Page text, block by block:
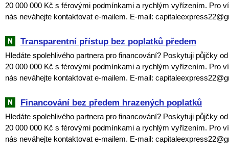
20 000 000 Kč s férovými podmínkami a rychlým vyřízením. Pro
nás neváhejte kontaktovat e-mailem. E-mail:
Transparentní přístup bez poplatků předem
Hledáte spolehlivého partnera pro financování? Poskytuji půjčky
20 000 000 Kč s férovými podmínkami a rychlým vyřízením. Pro
nás neváhejte kontaktovat e-mailem. E-mail:
Financování bez předem hrazených poplatků
Hledáte spolehlivého partnera pro financování? Poskytuji půjčky
20 000 000 Kč s férovými podmínkami a rychlým vyřízením. Pro
nás neváhejte kontaktovat e-mailem. E-mail: